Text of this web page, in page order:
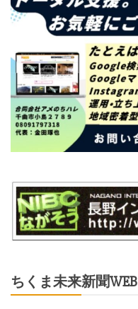
ちくま未来新聞WEB